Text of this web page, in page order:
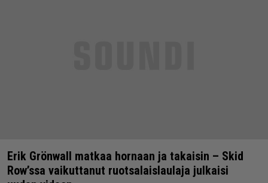
Erik Grönwall matkaa hornaan ja takaisin – Skid
Row’ssa vaikuttanut ruotsalaislaulaja julkaisi